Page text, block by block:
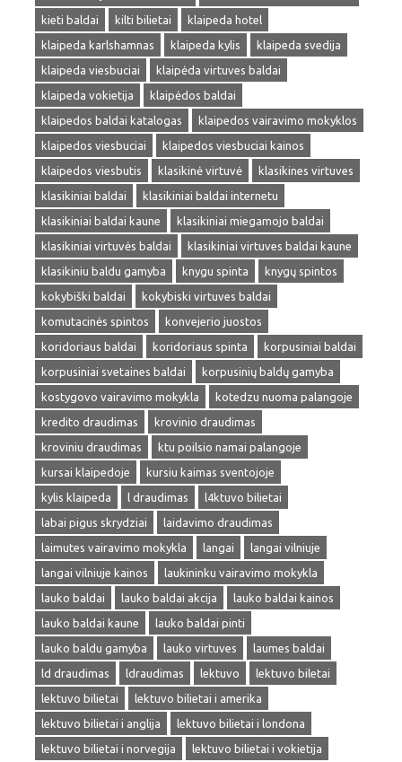
kieti baldai
kilti bilietai
klaipeda hotel
klaipeda karlshamnas
klaipeda kylis
klaipeda svedija
klaipeda viesbuciai
klaipėda virtuves baldai
klaipeda vokietija
klaipėdos baldai
klaipedos baldai katalogas
klaipedos vairavimo mokyklos
klaipedos viesbuciai
klaipedos viesbuciai kainos
klaipedos viesbutis
klasikinė virtuvė
klasikines virtuves
klasikiniai baldai
klasikiniai baldai internetu
klasikiniai baldai kaune
klasikiniai miegamojo baldai
klasikiniai virtuvės baldai
klasikiniai virtuves baldai kaune
klasikiniu baldu gamyba
knygu spinta
knygų spintos
kokybiški baldai
kokybiski virtuves baldai
komutacinės spintos
konvejerio juostos
koridoriaus baldai
koridoriaus spinta
korpusiniai baldai
korpusiniai svetaines baldai
korpusinių baldų gamyba
kostygovo vairavimo mokykla
kotedzu nuoma palangoje
kredito draudimas
krovinio draudimas
kroviniu draudimas
ktu poilsio namai palangoje
kursai klaipedoje
kursiu kaimas sventojoje
kylis klaipeda
l draudimas
l4ktuvo bilietai
labai pigus skrydziai
laidavimo draudimas
laimutes vairavimo mokykla
langai
langai vilniuje
langai vilniuje kainos
laukininku vairavimo mokykla
lauko baldai
lauko baldai akcija
lauko baldai kainos
lauko baldai kaune
lauko baldai pinti
lauko baldu gamyba
lauko virtuves
laumes baldai
ld draudimas
ldraudimas lektuvo
lektuvo biletai
lektuvo bilietai
lektuvo bilietai i amerika
lektuvo bilietai i anglija
lektuvo bilietai i londona
lektuvo bilietai i norvegija
lektuvo bilietai i vokietija